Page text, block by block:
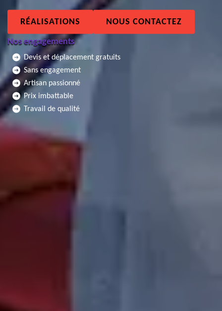
RÉALISATIONS NOUS CONTACTEZ
Nos engagements
Devis et déplacement gratuits
Sans engagement
Artisan passionné
Prix imbattable
Travail de qualité